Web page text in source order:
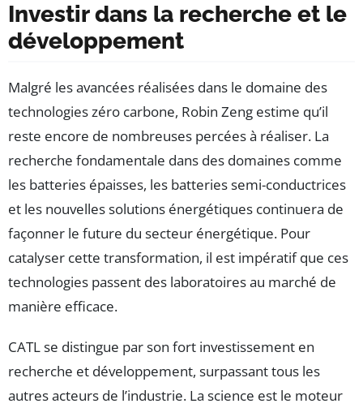
Investir dans la recherche et le
développement
Malgré les avancées réalisées dans le domaine des
technologies zéro carbone, Robin Zeng estime qu’il
reste encore de nombreuses percées à réaliser. La
recherche fondamentale dans des domaines comme
les batteries épaisses, les batteries semi-conductrices
et les nouvelles solutions énergétiques continuera de
façonner le future du secteur énergétique. Pour
catalyser cette transformation, il est impératif que ces
technologies passent des laboratoires au marché de
manière efficace.
CATL se distingue par son fort investissement en
recherche et développement, surpassant tous les
autres acteurs de l’industrie. La science est le moteur